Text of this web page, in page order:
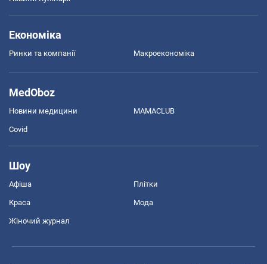
Економіка
Ринки та компанії Макроекономіка
MedOboz
Новини медицини MAMACLUB
Covid
Шоу
Афіша Плітки
Краса Мода
Жіночий журнал